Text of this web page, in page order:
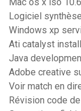
Mac os x iso 10.6
Logiciel
Windows xp
Ati catalyst
Java
Adobe creative
Voir match en
Révision code